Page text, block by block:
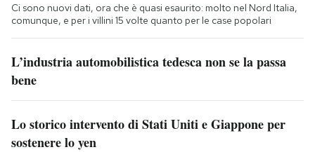
Ci sono nuovi dati, ora che è quasi esaurito: molto nel Nord Italia,
comunque, e per i villini 15 volte quanto per le case popolari
L’industria automobilistica tedesca non se la passa
bene
Lo storico intervento di Stati Uniti e Giappone per
sostenere lo yen